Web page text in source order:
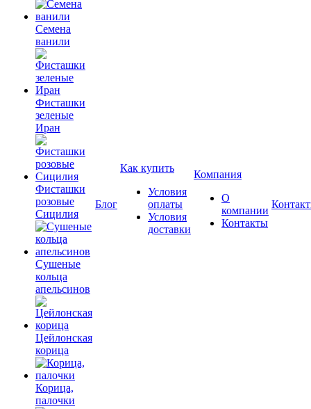
Семена
ванили
Фисташки
зеленые
Иран
Фисташки
розовые
Сицилия
Сушеные
кольца
апельсинов
Цейлонская
корица
Корица,
палочки
Блог
Как купить
Условия
оплаты
Условия
доставки
Компания
О
компании
Контакты